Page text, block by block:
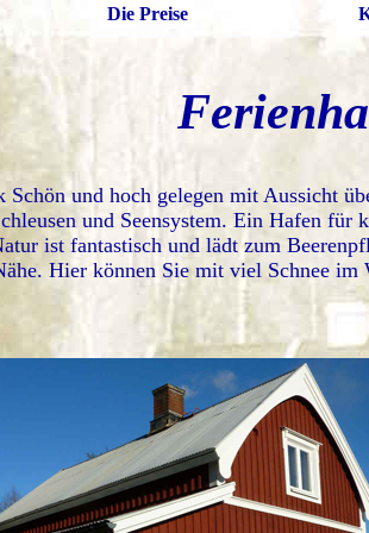
Schön und hoch gelegen mit Aussicht
und Seensystem. Ein Hafen
ist fantastisch und lädt zum
Hier können Sie mit viel Schnee
Die Preise